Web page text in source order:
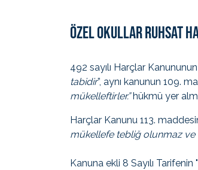
Özel Okullar Ruhsat
492 sayılı Harçlar
tabidir”, aynı kanunun 109.
mükelleftirler.”hükmü yer
Harçlar Kanunu 113.
mükellefe tebliğ olunmaz ve
Kanuna ekli 8 Sayılı Tarifenin "